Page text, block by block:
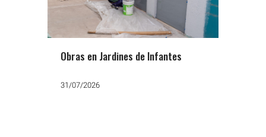
Obras en Jardines de Infantes
31/07/2026